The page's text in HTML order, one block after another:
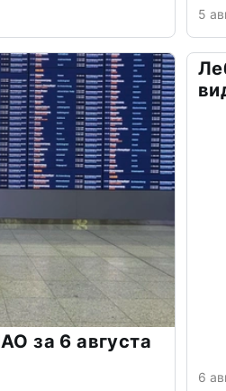
5
за 6 августа
6